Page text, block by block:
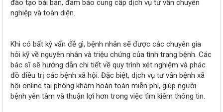
đào tạo bài bản, đảm bảo cung cấp dịch vụ tư vấn chuyên
nghiệp và toàn diện.
Khi có bất kỳ vấn đề gì, bệnh nhân sẽ được các chuyên gia
hỏi kỹ về nguyên nhân và triệu chứng của tình trạng bệnh. Các
bác sĩ sẽ hướng dẫn chi tiết về quy trình xét nghiệm và phác
đồ điều trị các bệnh xã hội. Đặc biệt, dịch vụ tư vấn bệnh xã
hội online tại phòng khám hoàn toàn miễn phí, giúp người
bệnh yên tâm và thuận lợi hơn trong việc tìm kiếm thông tin.